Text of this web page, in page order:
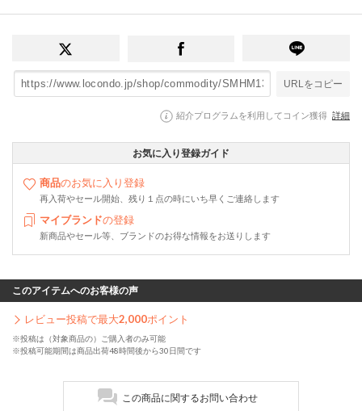
URLをコピー
紹介プログラムを利用してコイン獲得 詳細
お気に入り登録ガイド
商品のお気に入り登録
再入荷やセール開始、残り１点の時にいち早くご連絡します
マイブランドの登録
新商品やセール等、ブランドのお得な情報をお送りします
このアイテムへのお客様の声
レビュー投稿で最大2,000ポイント
※投稿は（対象商品の）ご購入者のみ可能
※投稿可能期間は商品出荷48時間後から30日間です
この商品に関するお問い合わせ